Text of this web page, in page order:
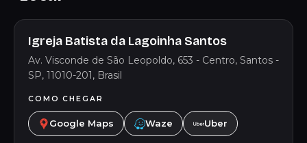
Igreja Batista da Lagoinha Santos
Av. Visconde de São Leopoldo, 653 - Centro, Santos -
SP, 11010-201, Brasil
COMO CHEGAR
Google Maps Waze Uber